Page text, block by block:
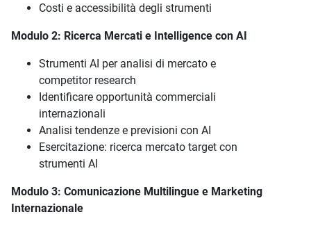
Costi e accessibilità degli strumenti
Modulo 2: Ricerca Mercati e Intelligence con AI
Strumenti AI per analisi di mercato e
competitor research
Identificare opportunità commerciali
internazionali
Analisi tendenze e previsioni con AI
Esercitazione: ricerca mercato target con
strumenti AI
Modulo 3: Comunicazione Multilingue e Marketing
Internazionale